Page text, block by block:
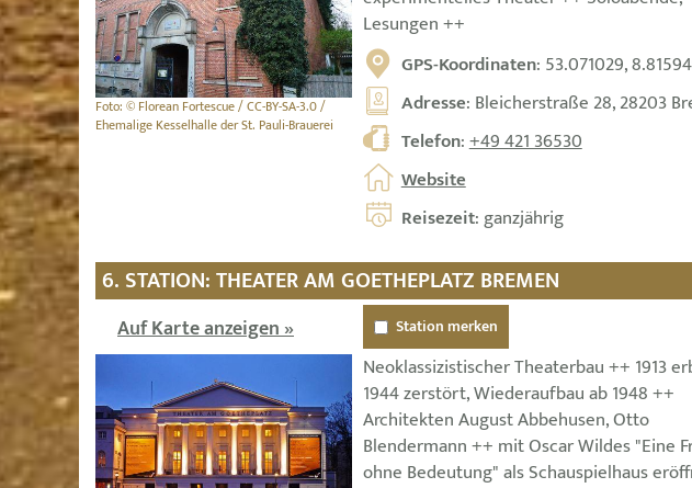
Foto: © Florean Fortescue / CC-BY-SA-3.0 /
Ehemalige Kesselhalle der St. Pauli-Brauerei
Lesungen ++
GPS-Koordinaten: 53.071029,
Adresse: Bleicherstraße 28, 28203
Telefon:+49 421 36530
Website
Reisezeit: ganzjährig
6. STATION: THEATER AM GOETHEPLATZ BREMEN
Auf Karte anzeigen » Station merken
Neoklassizistischer Theaterbau ++ 1913
1944 zerstört, Wiederaufbau ab 1948 ++
Architekten August Abbehusen, Otto
Blendermann ++ mit Oscar Wildes "Eine
ohne Bedeutung" als Schauspielhaus